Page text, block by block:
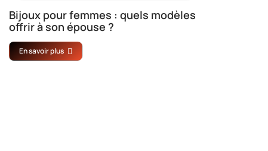
Bijoux pour femmes : quels modèles
offrir à son épouse ?
En savoir plus